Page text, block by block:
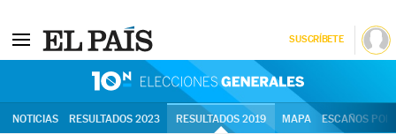
SUSCRÍBETE
NOTICIAS RESULTADOS 2023 RESULTADOS 2019 MAPA ESCAÑOS